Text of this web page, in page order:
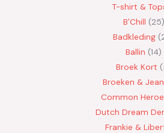
T-shirt &
B'Chill 25
Badkleding
Ballin 14
Broek Kort
Broeken &
Common
Dutch Dream
Frankie &